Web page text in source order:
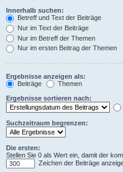
Innerhalb suchen:
Betreff und Text der Beiträge
Nur im Text der Beiträge
Nur im Betreff der Themen
Nur im ersten Beitrag der Themen
Ergebnisse anzeigen als:
Beiträge
Themen
Ergebnisse sortieren nach:
Suchzeitraum begrenzen:
Die ersten:
Stellen Sie 0 als Wert ein, damit der
Zeichen der Beiträge